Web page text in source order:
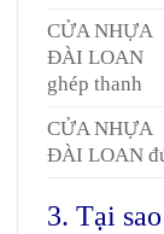
CỬA NHỰA
ĐÀI LOAN
ghép thanh
CỬA NHỰA
ĐÀI LOAN
3. Tại